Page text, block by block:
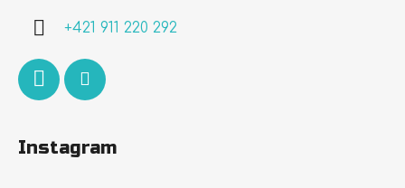
+421 911 220 292
Instagram